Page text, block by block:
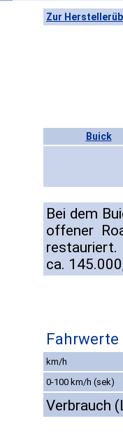
Zur
Buick
Bei dem
offener
restauriert.
ca.
km/h
0-100 km/h (sek)
Verbrauch